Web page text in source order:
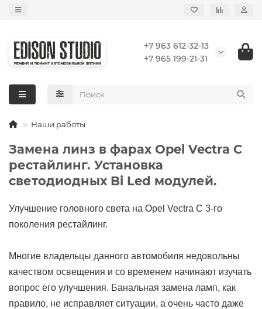
+7 963 612-32-13
+7 965 199-21-31
Наши работы
Замена линз в фарах Opel Vectra C
рестайлинг. Установка
светодиодных Bi Led модулей.
Улучшение головного света на Opel Vectra C 3-го
поколения рестайлинг.
Многие владельцы данного автомобиля недовольны
качеством освещения и со временем начинают изучать
вопрос его улучшения. Банальная замена ламп, как
правило, не исправляет ситуации, а очень часто даже